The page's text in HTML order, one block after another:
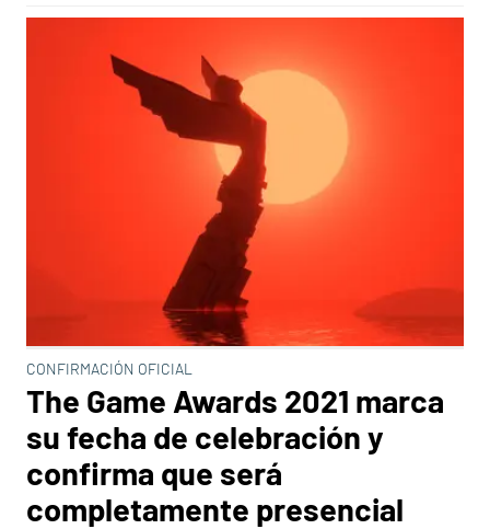
CONFIRMACIÓN OFICIAL
The Game Awards 2021 marca
su fecha de celebración y
confirma que será
completamente presencial